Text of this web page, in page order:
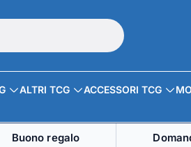
ALTRI TCG ACCESSORI TCG
Buono regalo